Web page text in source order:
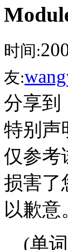
时间:
友:
分享到
特别声
仅参考
损害了
以歉意
(单